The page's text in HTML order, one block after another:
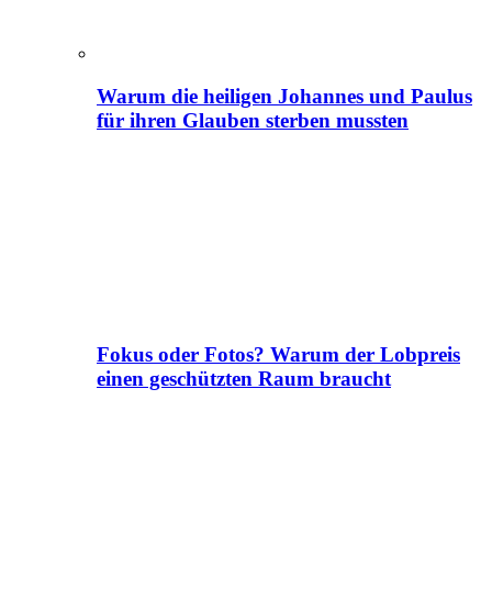
Warum die heiligen Johannes und Paulus
für ihren Glauben sterben mussten
Fokus oder Fotos? Warum der Lobpreis
einen geschützten Raum braucht